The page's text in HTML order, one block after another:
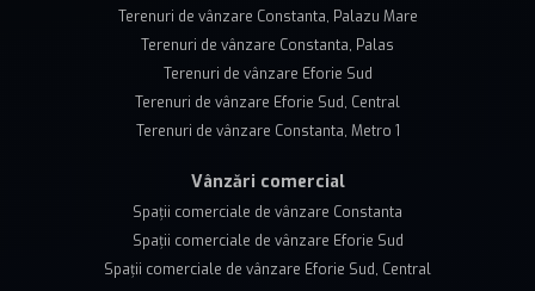
Terenuri de vânzare Constanta, Palazu Mare
Terenuri de vânzare Constanta, Palas
Terenuri de vânzare Eforie Sud
Terenuri de vânzare Eforie Sud, Central
Terenuri de vânzare Constanta, Metro 1
Vânzări comercial
Spații comerciale de vânzare Constanta
Spații comerciale de vânzare Eforie Sud
Spații comerciale de vânzare Eforie Sud, Central